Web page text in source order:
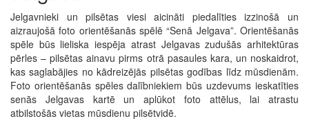
Jelgavnieki un pilsētas viesi aicināti piedalīties izzinošā un
aizraujošā foto orientēšanās spēlē “Senā Jelgava”. Orientēšanās
spēle būs lieliska iespēja atrast Jelgavas zudušās arhitektūras
pērles – pilsētas ainavu pirms otrā pasaules kara, un noskaidrot,
kas saglabājies no kādreizējās pilsētas godības līdz mūsdienām.
Foto orientēšanās spēles dalībniekiem būs uzdevums ieskatīties
senās Jelgavas kartē un aplūkot foto attēlus, lai atrastu
atbilstošās vietas mūsdienu pilsētvidē.